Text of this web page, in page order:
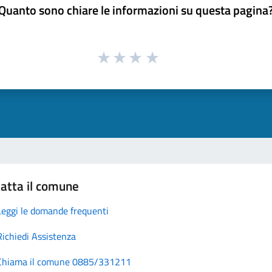
sono chiare le informazioni su questa
il comune
le domande frequenti
Assistenza
il comune 0885/331211